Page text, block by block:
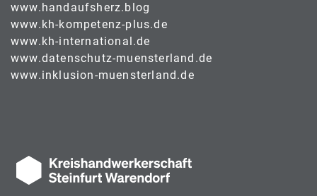
www.handaufsherz.blog
www.kh-kompetenz-plus.de
www.kh-international.de
www.datenschutz-muensterland.de
www.inklusion-muensterland.de